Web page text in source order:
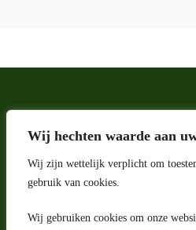
Wij hechten waarde aan
Wij zijn wettelijk verplicht om
gebruik van cookies.
Wij gebruiken cookies om onze